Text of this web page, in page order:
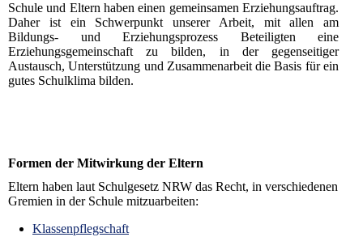
Schule und Eltern haben einen gemeinsamen Erziehungsauftrag.
Daher ist ein Schwerpunkt unserer Arbeit, mit allen am
Bildungs- und Erziehungsprozess Beteiligten eine
Erziehungsgemeinschaft zu bilden, in der gegenseitiger
Austausch, Unterstützung und Zusammenarbeit die Basis für ein
gutes Schulklima bilden.
Formen der Mitwirkung der Eltern
Eltern haben laut Schulgesetz NRW das Recht, in verschiedenen
Gremien in der Schule mitzuarbeiten:
Klassenpflegschaft